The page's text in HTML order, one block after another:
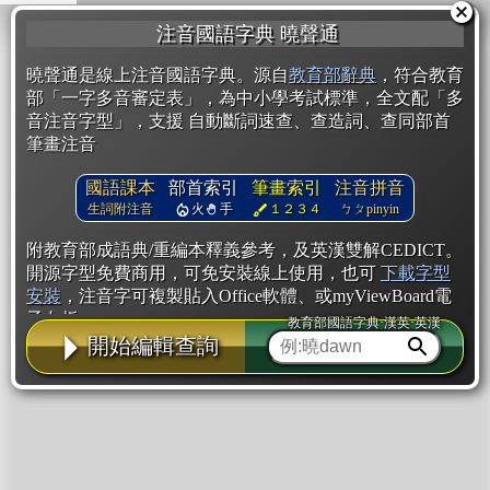
注音國語字典 曉聲通
曉聲通是線上注音國語字典。源自教育部辭典 ，符合教育
部「一字多音審定表」，為中小學考試標準，全文配「多
音注音字型」，支援 自動斷詞速查、查造詞、查同部首
筆畫注音
國語課本
生詞附注音
部首索引
火 手
筆畫索引
１２３４
注音拼音
ㄅㄆpinyin
附教育部成語典/重編本釋義參考，及英漢雙解CEDICT。
開源字型免費商用，可免安裝線上使用，也可 下載字型
安裝 ，注音字可複製貼入Office軟體、或myViewBoard電
子白板。
辭典使用方法 注音IVS字型編輯器
開始編輯查詢
教育部國語字典·漢英·英漢